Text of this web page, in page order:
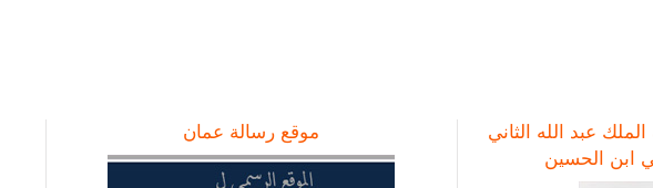
الملك عبد الله الثاني
ابن الحسين
موقع رسالة عمان